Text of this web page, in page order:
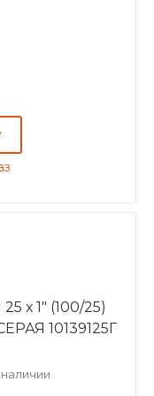
х 1" (100/25)
10139125Г